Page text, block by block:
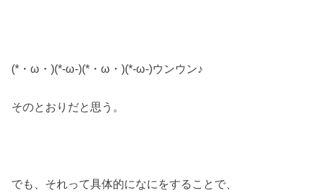
(*・ω・)(*-ω-)(*・ω・)(*-ω-)ウンウン♪
そのとおりだと思う。
でも、それって具体的になにをすることで、